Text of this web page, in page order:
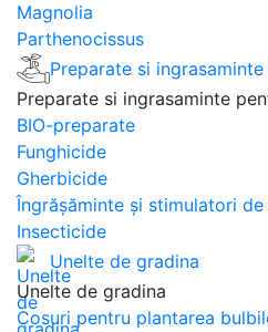
Magnolia
Parthenocissus
Preparate si
Preparate si ingrasaminte
BIO-preparate
Funghicide
Gherbicide
Îngrășăminte și stimulatori
Insecticide
Unelte de gradina
Unelte de gradina
Cosuri pentru plantarea